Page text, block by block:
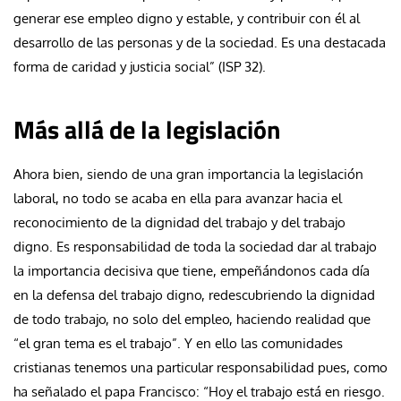
generar ese empleo digno y estable, y contribuir con él al
desarrollo de las personas y de la sociedad. Es una destacada
forma de caridad y justicia social” (ISP 32).
Más allá de la legislación
Ahora bien, siendo de una gran importancia la legislación
laboral, no todo se acaba en ella para avanzar hacia el
reconocimiento de la dignidad del trabajo y del trabajo
digno. Es responsabilidad de toda la sociedad dar al trabajo
la importancia decisiva que tiene, empeñándonos cada día
en la defensa del trabajo digno, redescubriendo la dignidad
de todo trabajo, no solo del empleo, haciendo realidad que
“el gran tema es el trabajo”. Y en ello las comunidades
cristianas tenemos una particular responsabilidad pues, como
ha señalado el papa Francisco: “Hoy el trabajo está en riesgo.